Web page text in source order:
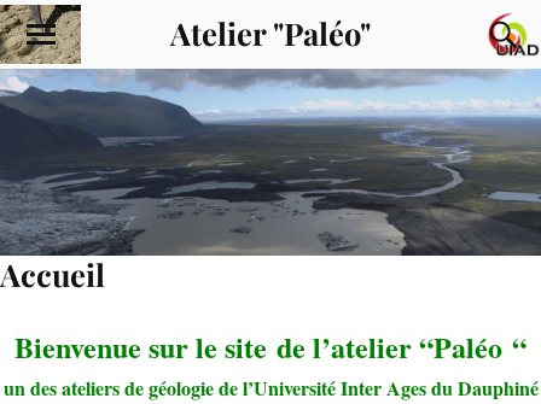
Atelier "Paléo"
Accueil
Bienvenue sur le site de l’atelier “Paléo “
un des ateliers de géologie de l’Université Inter Ages du Dauphiné